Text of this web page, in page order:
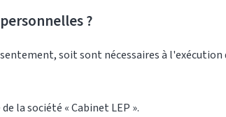
?
soit sont nécessaires à
la société « Cabinet LEP ».